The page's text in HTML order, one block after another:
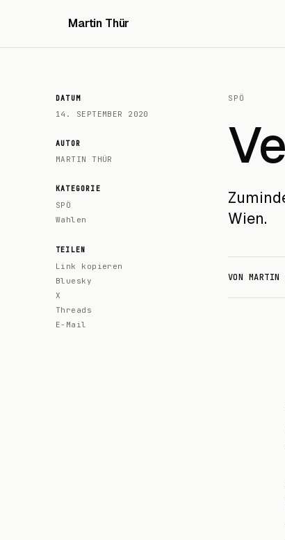
Martin Thür
DATUM
14. SEPTEMBER 2020
AUTOR
MARTIN THÜR
KATEGORIE
SPÖ
Wahlen
TEILEN
Link kopieren
Bluesky
X
Threads
E-Mail
SPÖ
Wien.
VON MARTIN